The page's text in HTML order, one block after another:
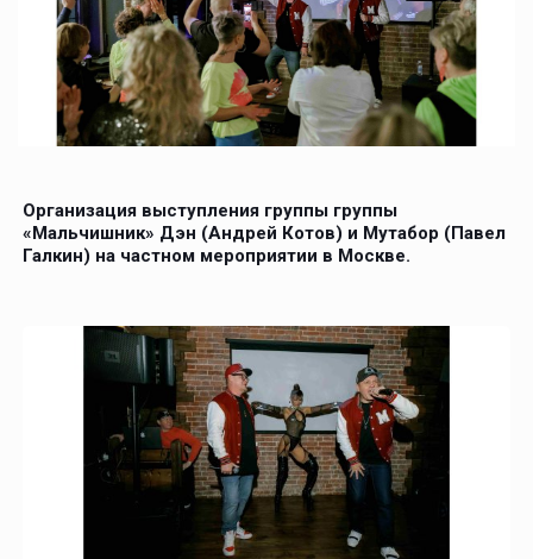
Организация выступления группы группы
«Мальчишник» Дэн (Андрей Котов) и Мутабор (Павел
Галкин) на частном мероприятии в Москве.